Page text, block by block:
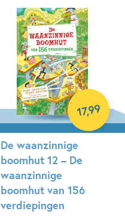
De waanzinnige
boomhut 12 – De
waanzinnige
boomhut van 156
verdiepingen
17,99